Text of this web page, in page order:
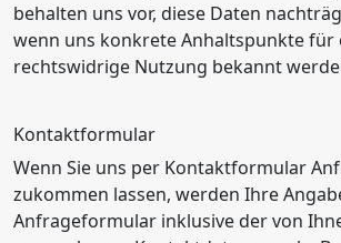
behalten uns vor, diese Daten
wenn uns konkrete Anhaltspunkte für
rechtswidrige Nutzung bekannt
Kontaktformular
Wenn Sie uns per Kontaktformular
zukommen lassen, werden Ihre
Anfrageformular inklusive der von